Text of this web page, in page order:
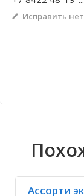
Волгоградская
Восточно-
Архангельское
Исправить
Ассорти